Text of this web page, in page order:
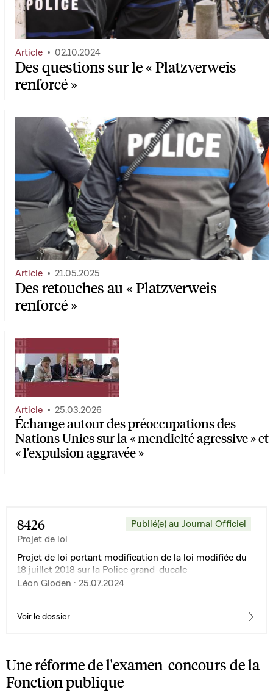
Des questions sur le « Platzverweis
renforcé »
Article 02.10.2024
Des retouches au « Platzverweis
renforcé »
Article 21.05.2025
Échange autour des préoccupations des
Nations Unies sur la « mendicité agressive » et
« l’expulsion aggravée »
Article 25.03.2026
8426
Projet de loi
Publié(e) au Journal Officiel
Projet de loi portant modification de la loi modifiée du
18 juillet 2018 sur la Police grand-ducale
Léon Gloden · 25.07.2024
Voir le dossier
Une réforme de l'examen-concours de la
Fonction publique